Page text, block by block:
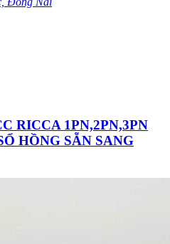
RICCA 1PN,2PN,3PN
HỒNG SẴN SANG